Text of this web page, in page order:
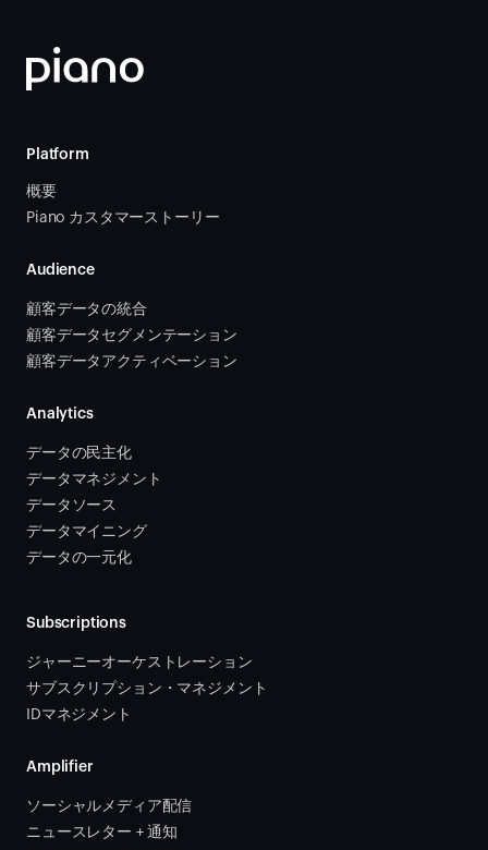
Platform
概要
Piano カスタマーストーリー
Audience
顧客データの統合
顧客データセグメンテーション
顧客データアクティベーション
Analytics
データの民主化
データマネジメント
データソース
データマイニング
データの一元化
Subscriptions
ジャーニーオーケストレーション
サブスクリプション・マネジメント
IDマネジメント
Amplifier
ソーシャルメディア配信
ニュースレター + 通知